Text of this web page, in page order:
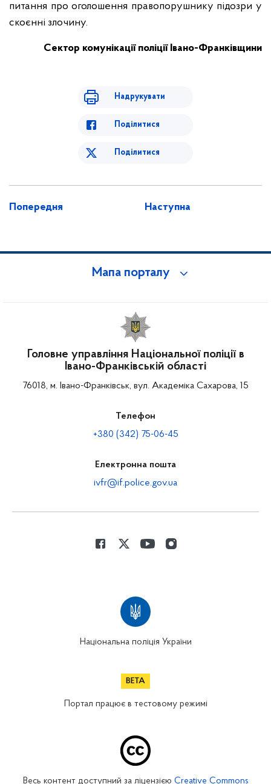
питання про оголошення правопорушнику підозри у
скоєнні злочину.
Сектор комунікаціїполіції Івано-Франківщини
Надрукувати
Поділитися
Поділитися
Попередня Наступна
Мапа порталу
Головне управління Національної поліції в
Івано-Франківській області
76018, м. Івано-Франківськ, вул. Академіка Сахарова, 15
Телефон
+380 (342) 75-06-45
Електронна пошта
ivfr@if.police.gov.ua
Національна поліція України
Портал працює в тестовому режимі
Весь контент доступний за ліцензією Creative Commons